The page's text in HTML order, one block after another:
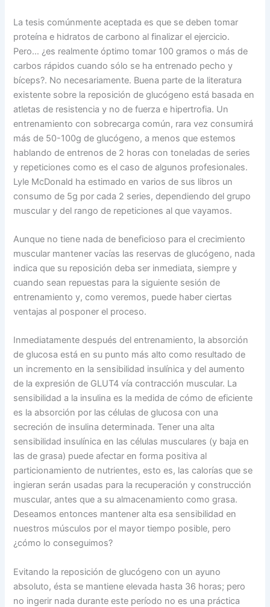
La tesis comúnmente aceptada es que se deben tomar
proteína e hidratos de carbono al finalizar el ejercicio.
Pero… ¿es realmente óptimo tomar 100 gramos o más de
carbos rápidos cuando sólo se ha entrenado pecho y
bíceps?. No necesariamente. Buena parte de la literatura
existente sobre la reposición de glucógeno está basada en
atletas de resistencia y no de fuerza e hipertrofia. Un
entrenamiento con sobrecarga común, rara vez consumirá
más de 50-100g de glucógeno, a menos que estemos
hablando de entrenos de 2 horas con toneladas de series
y repeticiones como es el caso de algunos profesionales.
Lyle McDonald ha estimado en varios de sus libros un
consumo de 5g por cada 2 series, dependiendo del grupo
muscular y del rango de repeticiones al que vayamos.
Aunque no tiene nada de beneficioso para el crecimiento
muscular mantener vacías las reservas de glucógeno, nada
indica que su reposición deba ser inmediata, siempre y
cuando sean repuestas para la siguiente sesión de
entrenamiento y, como veremos, puede haber ciertas
ventajas al posponer el proceso.
Inmediatamente después del entrenamiento, la absorción
de glucosa está en su punto más alto como resultado de
un incremento en la sensibilidad insulínica y del aumento
de la expresión de GLUT4 vía contracción muscular. La
sensibilidad a la insulina es la medida de cómo de eficiente
es la absorción por las células de glucosa con una
secreción de insulina determinada. Tener una alta
sensibilidad insulínica en las células musculares (y baja en
las de grasa) puede afectar en forma positiva al
particionamiento de nutrientes, esto es, las calorías que se
ingieran serán usadas para la recuperación y construcción
muscular, antes que a su almacenamiento como grasa.
Deseamos entonces mantener alta esa sensibilidad en
nuestros músculos por el mayor tiempo posible, pero
¿cómo lo conseguimos?
Evitando la reposición de glucógeno con un ayuno
absoluto, ésta se mantiene elevada hasta 36 horas; pero
no ingerir nada durante este período no es una práctica